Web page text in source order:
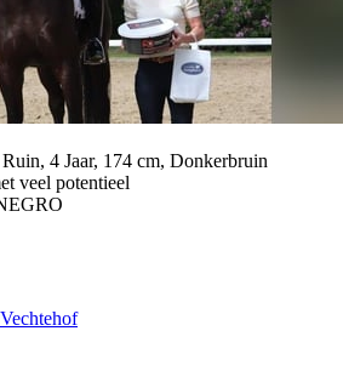
4 Jaar, 174 cm, Donkerbruin
veel potentieel